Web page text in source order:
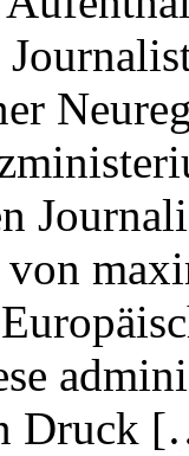
von
Druck